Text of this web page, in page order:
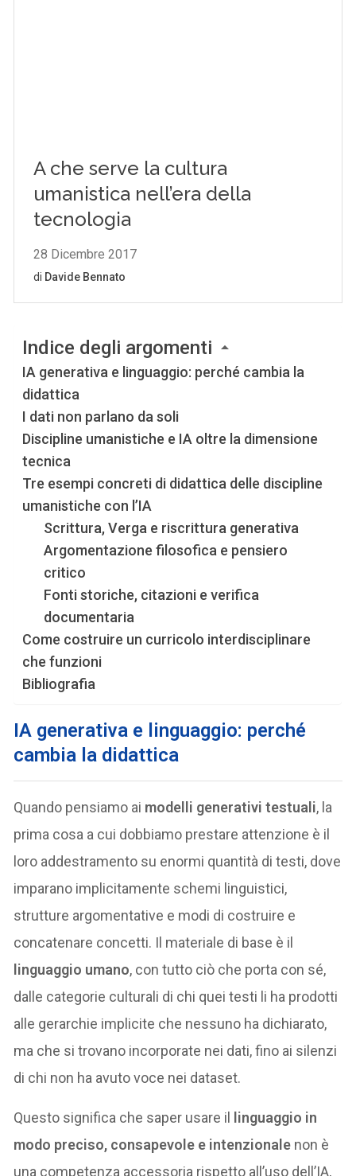
Indice degli argomenti
IA generativa e linguaggio: perché cambia la
didattica
I dati non parlano da soli
Discipline umanistiche e IA oltre la dimensione
tecnica
Tre esempi concreti di didattica delle discipline
umanistiche con l’IA
Scrittura, Verga e riscrittura generativa
Argomentazione filosofica e pensiero
critico
Fonti storiche, citazioni e verifica
documentaria
Come costruire un curricolo interdisciplinare
che funzioni
Bibliografia
IA generativa e linguaggio: perché
cambia la didattica
Quando pensiamo ai modelli generativi testuali, la
prima cosa a cui dobbiamo prestare attenzione è il
loro addestramento su enormi quantità di testi, dove
imparano implicitamente schemi linguistici,
strutture argomentative e modi di costruire e
concatenare concetti. Il materiale di base è il
linguaggio umano, con tutto ciò che porta con sé,
dalle categorie culturali di chi quei testi li ha prodotti
alle gerarchie implicite che nessuno ha dichiarato,
ma che si trovano incorporate nei dati, fino ai silenzi
di chi non ha avuto voce nei dataset.
Questo significa che saper usare il linguaggio in
modo preciso, consapevole e intenzionale non è
una competenza accessoria rispetto all’uso dell’IA,